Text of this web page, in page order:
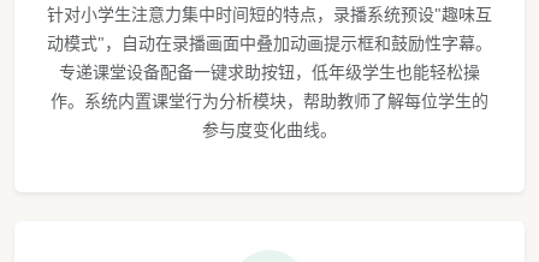
针对小学生注意力集中时间短的特点，录播系统预设"趣味互
动模式"，自动在录播画面中叠加动画提示框和鼓励性字幕。
专递课堂设备配备一键求助按钮，低年级学生也能轻松操
作。系统内置课堂行为分析模块，帮助教师了解每位学生的
参与度变化曲线。